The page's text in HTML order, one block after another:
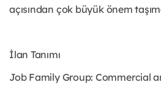
açısından çok büyük önem
İlan Tanımı
Job Family Group: Commercial